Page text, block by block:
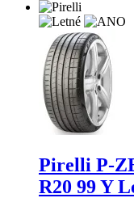
Pirelli P-
R20 99 Y